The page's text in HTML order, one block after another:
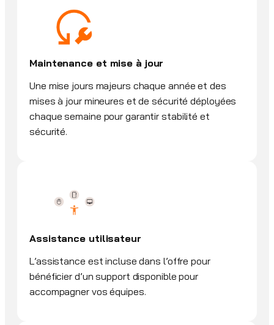
Maintenance et mise à jour
Une mise jours majeurs chaque année et des
mises à jour mineures et de sécurité déployées
chaque semaine pour garantir stabilité et
sécurité.
Assistance utilisateur
L’assistance est incluse dans l’offre pour
bénéficier d’un support disponible pour
accompagner vos équipes.